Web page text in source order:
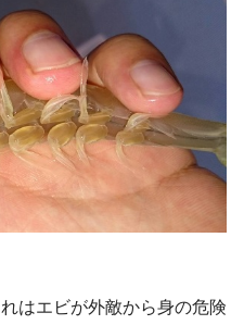
はエビが外敵から身の危険